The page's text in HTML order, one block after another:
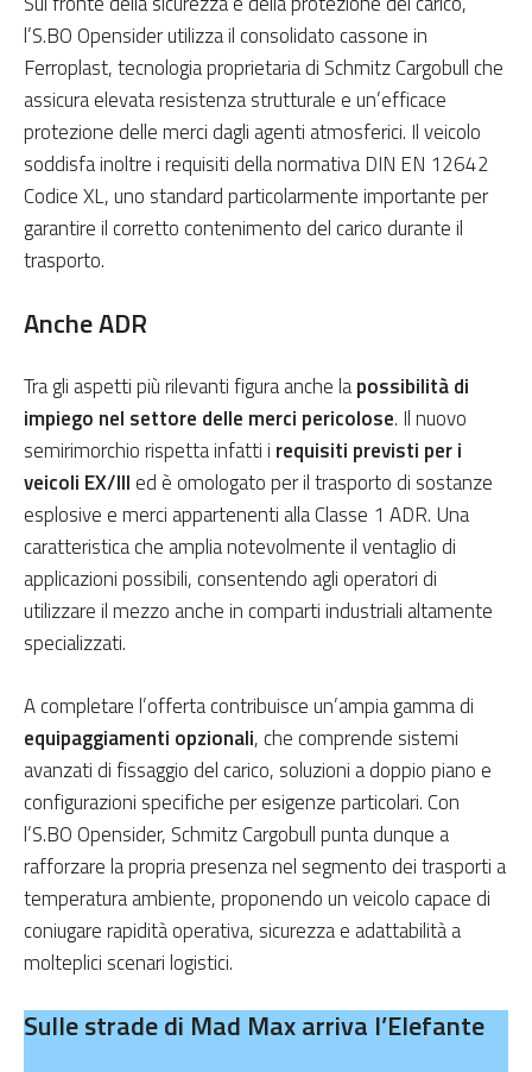
l’S.BO Opensider utilizza il consolidato cassone in
Ferroplast, tecnologia proprietaria di Schmitz Cargobull che
assicura elevata resistenza strutturale e un’efficace
protezione delle merci dagli agenti atmosferici. Il veicolo
soddisfa inoltre i requisiti della normativa DIN EN 12642
Codice XL, uno standard particolarmente importante per
garantire il corretto contenimento del carico durante il
trasporto.
Anche ADR
Tra gli aspetti più rilevanti figura anche lapossibilità di
impiego nel settore delle merci pericolose. Il nuovo
semirimorchio rispetta infatti i requisiti previsti per i
veicoli EX/III ed è omologato per il trasporto di sostanze
esplosive e merci appartenenti alla Classe 1 ADR. Una
caratteristica che amplia notevolmente il ventaglio di
applicazioni possibili, consentendo agli operatori di
utilizzare il mezzo anche in comparti industriali altamente
specializzati.
A completare l’offerta contribuisce un’ampia gamma di
equipaggiamenti opzionali, che comprende sistemi
avanzati di fissaggio del carico, soluzioni a doppio piano e
configurazioni specifiche per esigenze particolari. Con
l’S.BO Opensider, Schmitz Cargobull punta dunque a
rafforzare la propria presenza nel segmento dei trasporti a
temperatura ambiente, proponendo un veicolo capace di
coniugare rapidità operativa, sicurezza e adattabilità a
molteplici scenari logistici.
Sulle strade di Mad Max arriva l’Elefante